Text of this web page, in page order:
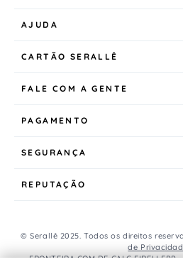
AJUDA
CARTÃO SERALLÊ
FALE COM A GENTE
PAGAMENTO
SEGURANÇA
REPUTAÇÃO
© Serallê 2025. Todos os direitos
de
FRONTEIRA COM DE CALC EIRELI